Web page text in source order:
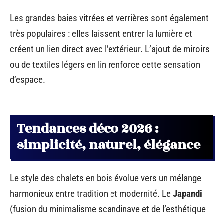
Les grandes baies vitrées et verrières sont également
très populaires : elles laissent entrer la lumière et
créent un lien direct avec l’extérieur. L’ajout de miroirs
ou de textiles légers en lin renforce cette sensation
d’espace.
Tendances déco 2026 :
simplicité, naturel, élégance
Le style des chalets en bois évolue vers un mélange
harmonieux entre tradition et modernité. LeJapandi
(fusion du minimalisme scandinave et de l’esthétique